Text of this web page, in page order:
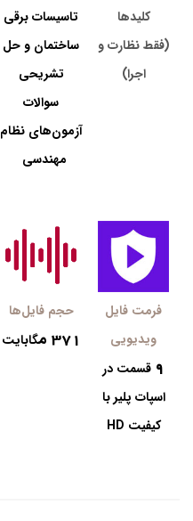
کلیدها
(فقط نظارت و
اجرا)
تاسیسات برقی
ساختمان و حل
تشریحی
سوالات
آزمون‌های نظام
مهندسی
فرمت فایل
ویدیویی
9 قسمت در
اسپات پلیر با
کیفیت HD
حجم فایل‌ها
371 مگابایت